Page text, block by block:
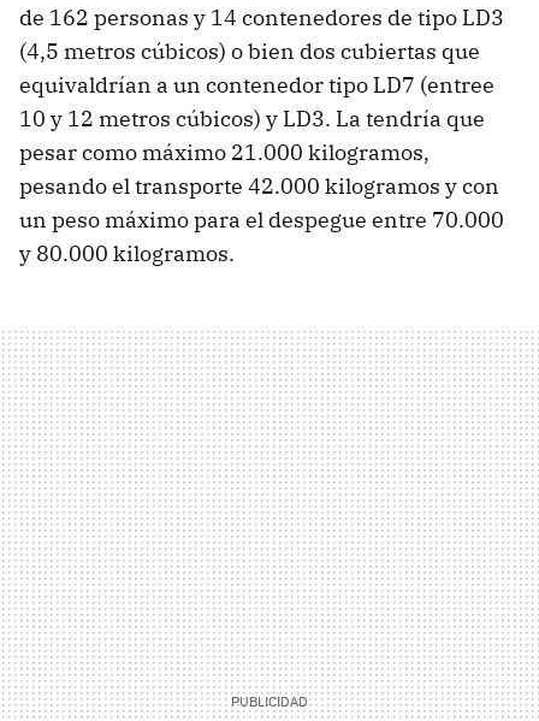
de 162 personas y 14 contenedores de tipo LD3
(4,5 metros cúbicos) o bien dos cubiertas que
equivaldrían a un contenedor tipo LD7 (entree
10 y 12 metros cúbicos) y LD3. La tendría que
pesar como máximo 21.000 kilogramos,
pesando el transporte 42.000 kilogramos y con
un peso máximo para el despegue entre 70.000
y 80.000 kilogramos.